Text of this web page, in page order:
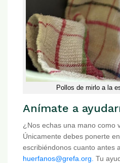
Pollos de mirlo a la
Anímate a
¿Nos echas una mano como
Únicamente debes ponerte
escribiéndonos cuanto antes
huerfanos@grefa.org Tu